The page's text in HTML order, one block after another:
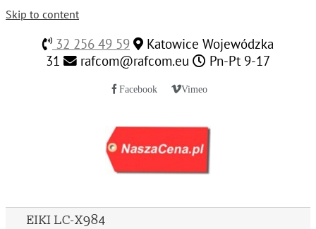
Skip to content
32 256 49 59
Katowice Wojewódzka
31
rafcom@rafcom.eu Pn-Pt 9-17
Facebook Vimeo
EIKI LC-X984